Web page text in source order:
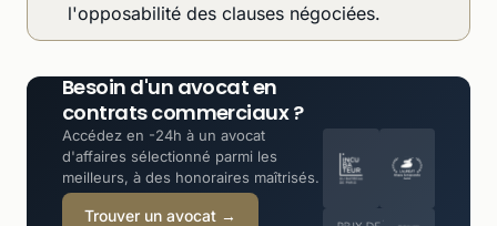
l'opposabilité des clauses négociées.
Besoin d'un avocat en
contrats commerciaux ?
Accédez en -24h à un avocat
d'affaires sélectionné parmi les
meilleurs, à des honoraires maîtrisés.
Trouver un avocat →